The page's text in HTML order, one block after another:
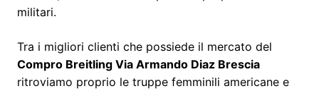
militari.
Tra i migliori clienti che possiede il mercato del
Compro Breitling Via Armando Diaz Brescia
ritroviamo proprio le truppe femminili americane e